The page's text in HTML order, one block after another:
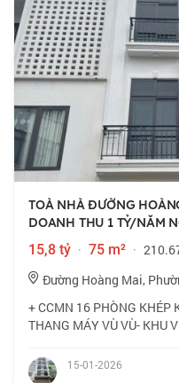
TOÀ NHÀ ĐƯỜNG
DOANH THU 1 TỶ/NĂM
15,8 tỷ · 75 m² ·
Đường Hoàng Mai,
+ CCMN 16 PHÒNG KHÉP
THANG MÁY VÙ VÙ- KHU
+ Nhà có thiết kế giếng trời
15-01-2026